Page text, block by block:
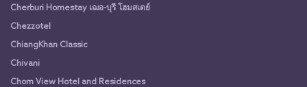
Cherburi Homestay เฌอ-บุรี โฮมสเตย์
Chezzotel
ChiangKhan Classic
Chivani
Chom View Hotel and Residences